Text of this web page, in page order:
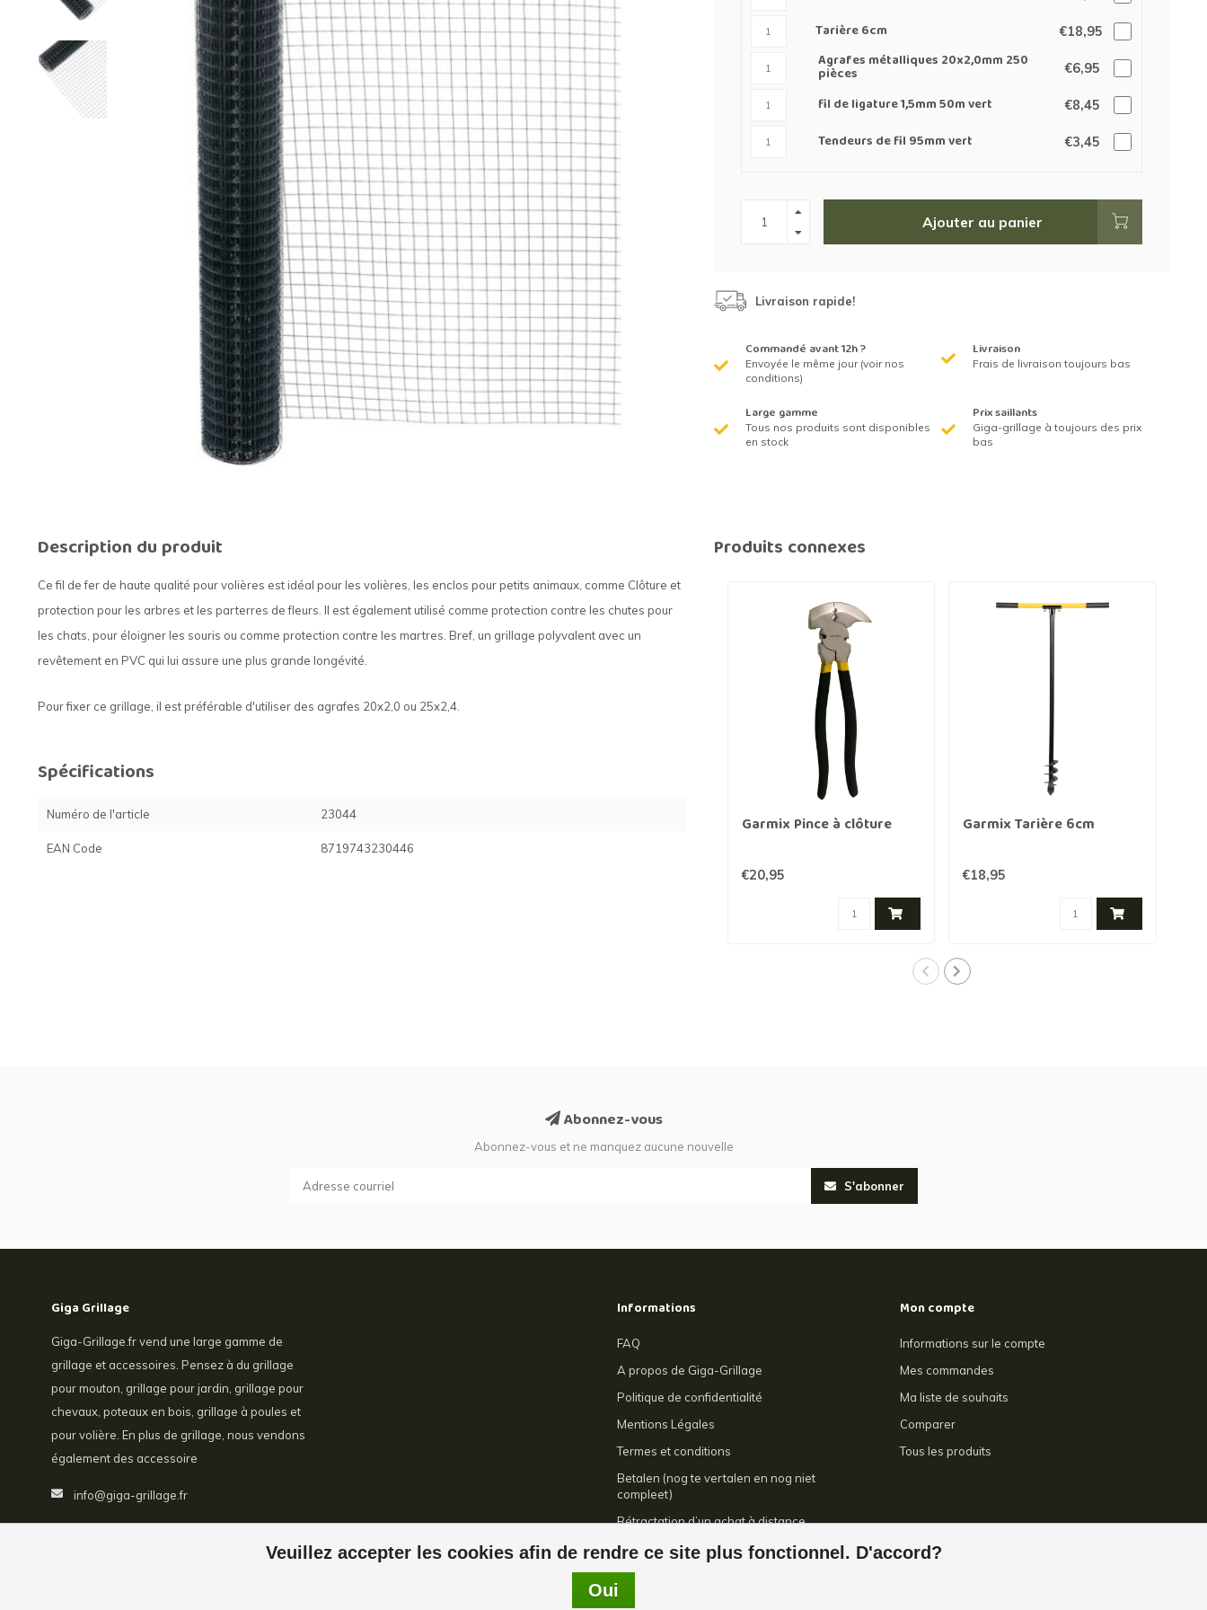
Bordure grillage
Fil de serrage
Grillage à chevaux
Grillage de rats
Grillage de blaireaux
Tapis en roseaux
Clôture électriques
Fil de barbelé
Filets de protection jardin
Tarière 6cm €18,95
Agrafes métalliques 20x2,0mm 250
pièces €6,95
fil de ligature 1,5mm 50m vert €8,45
Tendeurs de fil 95mm vert €3,45
Ajouter au panier
Livraison rapide!
Commandé avant 12h ?
Envoyée le même jour (voir nos
conditions)
Livraison
Frais de livraison toujours bas
Large gamme
Tous nos produits sont disponibles
en stock
Prix saillants
Giga-grillage à toujours des prix
bas
Description du produit
Ce fil de fer de haute qualité pour volières est idéal pour les volières, les enclos pour petits animaux, comme Clôture et
protection pour les arbres et les parterres de fleurs. Il est également utilisé comme protection contre les chutes pour
les chats, pour éloigner les souris ou comme protection contre les martres. Bref, un grillage polyvalent avec un
revêtement en PVC qui lui assure une plus grande longévité.
Pour fixer ce grillage, il est préférable d'utiliser des agrafes 20x2,0 ou 25x2,4.
Spécifications
Numéro de l'article 23044
EAN Code 8719743230446
Produits connexes
Garmix Pince à clôture
€20,95
Garmix Tarière 6cm
€18,95
Veuillez accepter les cookies afin de rendre ce site plus fonctionnel. D'accord?
Oui
Abonnez-vous
Abonnez-vous et ne manquez aucune nouvelle
S'abonner
Giga Grillage
Giga-Grillage.fr vend une large gamme de
grillage et accessoires. Pensez à du grillage
pour mouton, grillage pour jardin, grillage pour
chevaux, poteaux en bois, grillage à poules et
pour volière. En plus de grillage, nous vendons
également des accessoire
info@giga-grillage.fr
Informations
FAQ
A propos de Giga-Grillage
Politique de confidentialité
Mentions Légales
Termes et conditions
Betalen (nog te vertalen en nog niet
compleet)
Rétractation d’un achat à distance
Contact
Mon compte
Informations sur le compte
Mes commandes
Ma liste de souhaits
Comparer
Tous les produits